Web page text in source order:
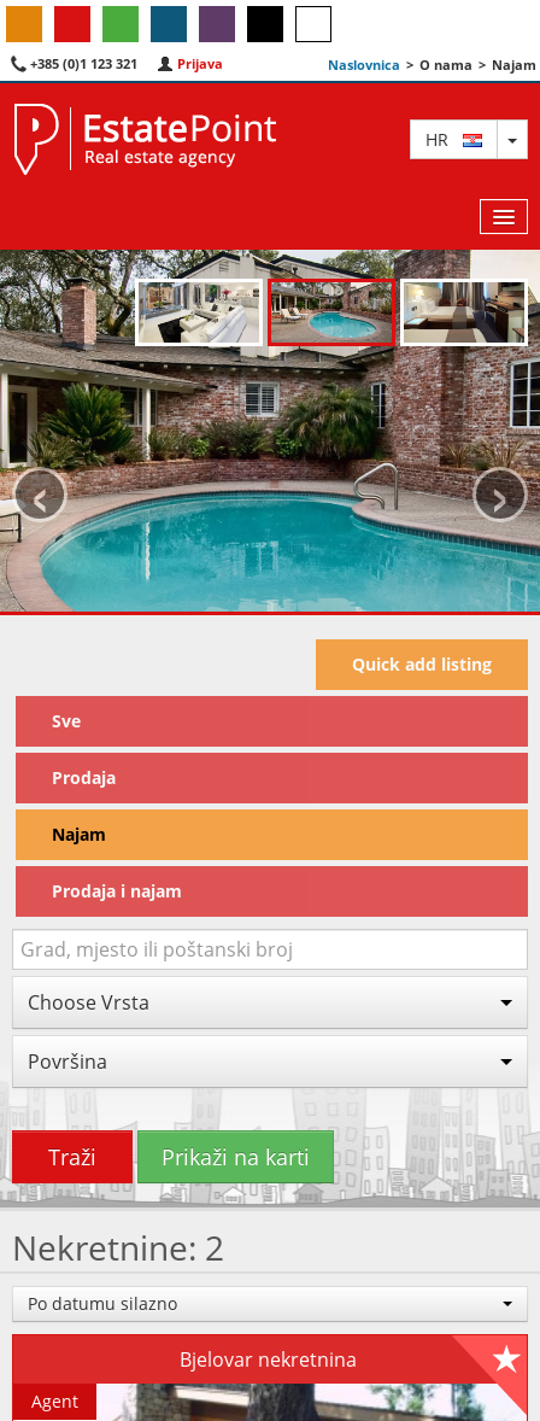
+385 (0)1 123 321 Prijava Naslovnica > O nama > Najam
HR
KARTA
AGENTI
IZDVOJENE
O NAMA
KONTAKT
‹ ›
Quick add listing
Sve
Prodaja
Najam
Prodaja i najam
Choose Vrsta
Površina
Traži Prikaži na karti
Nekretnine: 2
Po datumu silazno
Bjelovar nekretnina
Agent